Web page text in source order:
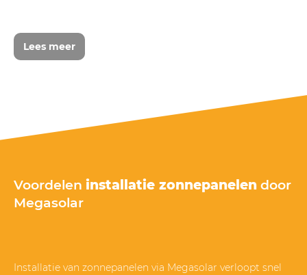
Lees meer
Voordelen installatie zonnepanelen door
Megasolar
Installatie van zonnepanelen via Megasolar verloopt snel